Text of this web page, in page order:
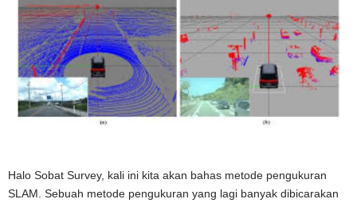
Halo Sobat Survey, kali ini kita akan bahas metode pengukuran
SLAM. Sebuah metode pengukuran yang lagi banyak dibicarakan